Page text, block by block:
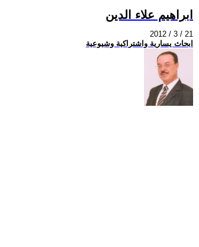
ابراهيم علاء الدين
2012 / 3 / 21
ابحاث يسارية واشتراكية وشيوعية